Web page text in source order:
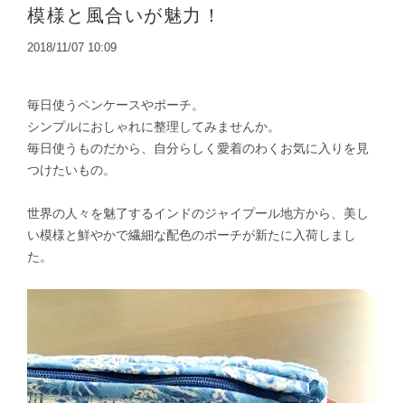
模様と風合いが魅力！
2018/11/07 10:09
毎日使うペンケースやポーチ。
シンプルにおしゃれに整理してみませんか。
毎日使うものだから、自分らしく愛着のわくお気に入りを見
つけたいもの。
世界の人々を魅了するインドのジャイプール地方から、美し
い模様と鮮やかで繊細な配色のポーチが新たに入荷しまし
た。